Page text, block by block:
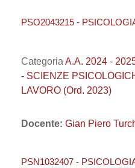
PSO2043215 -
Categoria A.A. 2024 -
- SCIENZE
LAVORO (Ord. 2023)
Docente: Gian Piero
PSN1032407 -